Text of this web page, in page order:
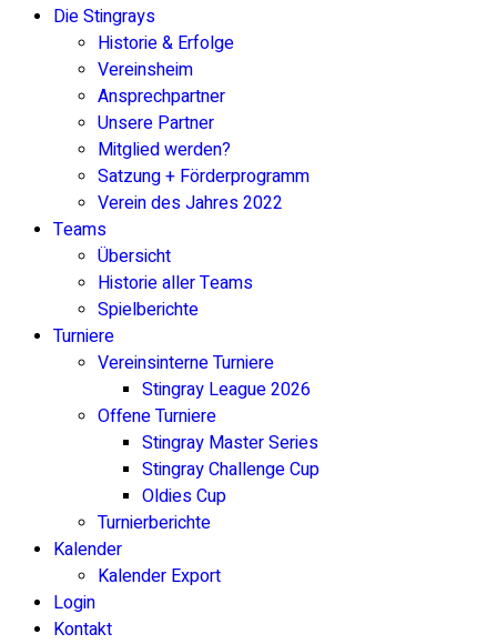
Die Stingrays
Historie & Erfolge
Vereinsheim
Ansprechpartner
Unsere Partner
Mitglied werden?
Satzung + Förderprogramm
Verein des Jahres 2022
Teams
Übersicht
Historie aller Teams
Spielberichte
Turniere
Vereinsinterne Turniere
Stingray League 2026
Offene Turniere
Stingray Master Series
Stingray Challenge Cup
Oldies Cup
Turnierberichte
Kalender
Kalender Export
Login
Kontakt